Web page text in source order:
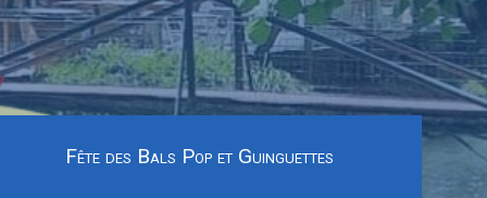
Fête des Bals Pop et Guinguettes